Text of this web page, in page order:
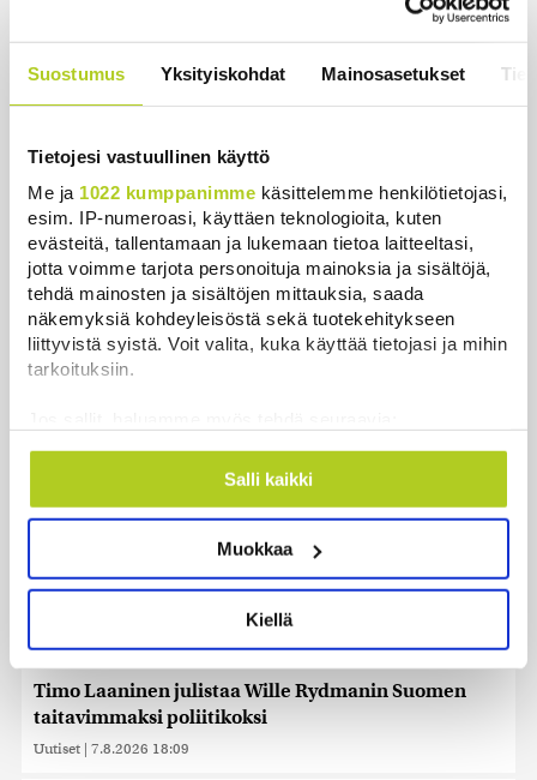
Suostumus Yksityiskohdat Mainosasetukset
Tietojesi vastuullinen käyttö
Me ja 1022 kumppanimme käsittelemme henkilötietojasi,
esim. IP-numeroasi, käyttäen teknologioita, kuten
evästeitä, tallentamaan ja lukemaan tietoa laitteeltasi,
jotta voimme tarjota personoituja mainoksia ja sisältöjä,
tehdä mainosten ja sisältöjen mittauksia, saada
näkemyksiä kohdeyleisöstä sekä tuotekehitykseen
liittyvistä syistä. Voit valita, kuka käyttää tietojasi ja mihin
tarkoituksiin.
Kerätä tietoja maantieteellisestä sijainnistasi,
mahdollisesti muutaman metrin tarkkuudella
ominaispiirteitä aktiivisesti (sormenjäljen
Lue lisää siitä, miten henkilötietojasi käsitellään ja miten
suostumustasi tai peruuttaa sen milloin vain
evästeilmoituksessa.
Käytämme evästeitä tarjoamamme sisällön ja mainosten
räätälöimiseen, sosiaalisen median ominaisuuksien
tukemiseen ja kävijämäärämme analysoimiseen. Lisäksi
Salli kaikki
Muokkaa
Kiellä
Uutiset 5.8.2026 22:07
vaikeaa, sanoo Iranin presidentti
Uutiset
Timo Laaninen julistaa Wille Rydmanin Suomen
taitavimmaksi poliitikoksi
Uutiset | 7.8.2026 18:09